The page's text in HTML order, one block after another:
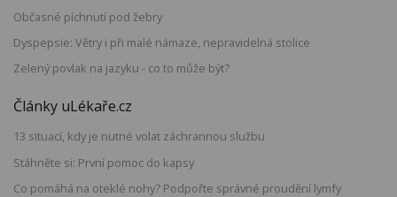
Občasné píchnutí pod žebry
Dyspepsie: Větry i při malé námaze, nepravidelná stolice
Zelený povlak na jazyku - co to může být?
Články uLékaře.cz
13 situací, kdy je nutné volat záchrannou službu
Stáhněte si: První pomoc do kapsy
Co pomáhá na oteklé nohy? Podpořte správné proudění lymfy